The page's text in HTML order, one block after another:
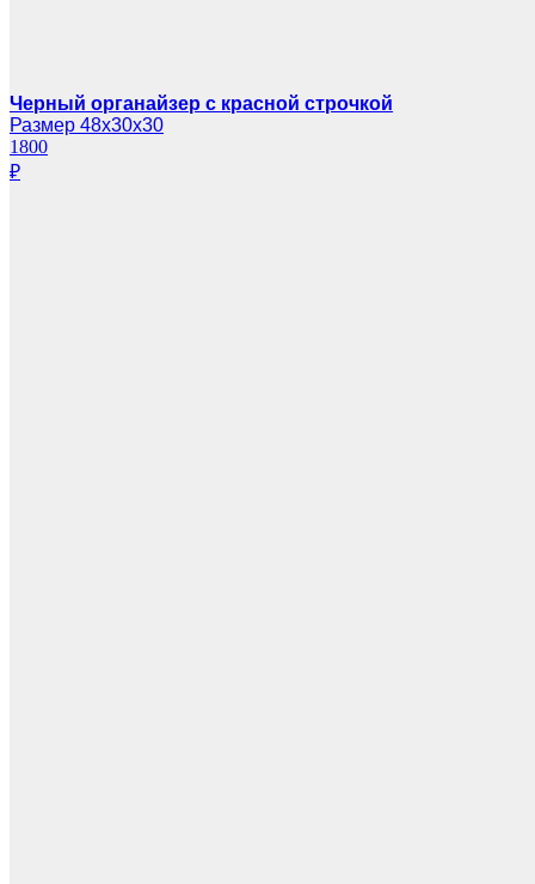
Черный органайзер с красной строчкой
Размер 48х30х30
1800
₽